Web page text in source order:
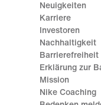
Neuigkeiten
Karriere
Investoren
Nachhaltigkeit
Barrierefreiheit
Erklärung zur
Mission
Nike Coaching